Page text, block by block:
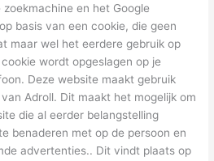
en het Google
basis van een cookie, die geen
maar wel het eerdere gebruik op
wordt opgeslagen op je
Deze website maakt gebruik
Adroll. Dit maakt het mogelijk om
die al eerder belangstelling
benaderen met op de persoon en
advertenties.. Dit vindt plaats op